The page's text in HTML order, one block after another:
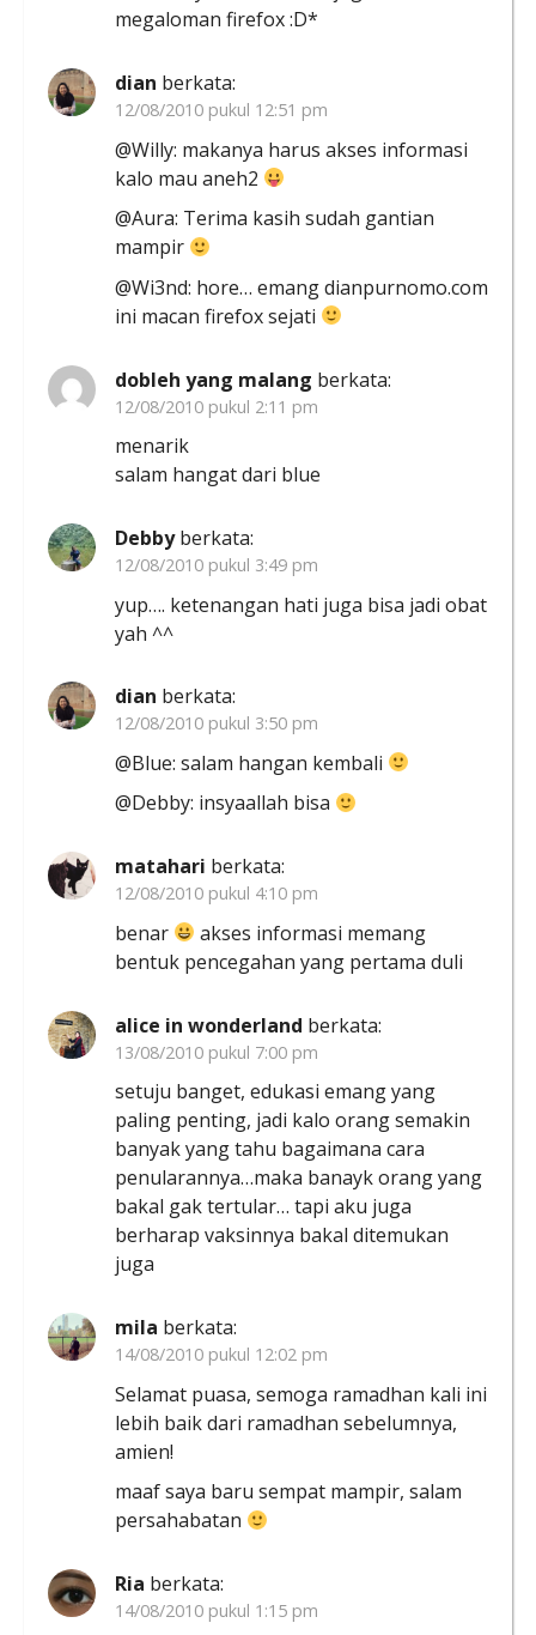
megaloman firefox :D*
dian berkata:
12/08/2010 pukul 12:51 pm
@Willy: makanya harus akses informasi
kalo mau aneh2
@Aura: Terima kasih sudah gantian
mampir
@Wi3nd: hore… emang dianpurnomo.com
ini macan firefox sejati
dobleh yang malang berkata:
12/08/2010 pukul 2:11 pm
menarik
salam hangat dari blue
Debby berkata:
12/08/2010 pukul 3:49 pm
yup…. ketenangan hati juga bisa jadi obat
yah ^^
dian berkata:
12/08/2010 pukul 3:50 pm
@Blue: salam hangan kembali
@Debby: insyaallah bisa
matahari berkata:
12/08/2010 pukul 4:10 pm
benar
akses informasi memang
bentuk pencegahan yang pertama duli
alice in wonderland berkata:
13/08/2010 pukul 7:00 pm
setuju banget, edukasi emang yang
paling penting, jadi kalo orang semakin
banyak yang tahu bagaimana cara
penularannya…maka banayk orang yang
bakal gak tertular… tapi aku juga
berharap vaksinnya bakal ditemukan
juga
mila berkata:
14/08/2010 pukul 12:02 pm
Selamat puasa, semoga ramadhan kali ini
lebih baik dari ramadhan sebelumnya,
amien!
maaf saya baru sempat mampir, salam
persahabatan
Ria berkata:
14/08/2010 pukul 1:15 pm